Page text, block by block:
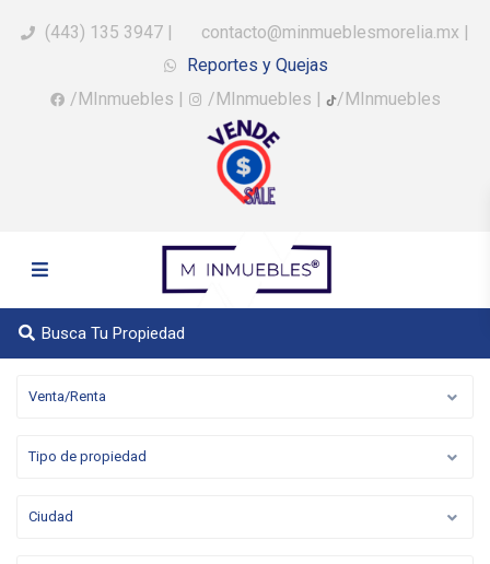
(443) 135 3947 | contacto@minmueblesmorelia.mx |
Reportes y Quejas
/MInmuebles | /MInmuebles | /MInmuebles
Busca Tu Propiedad
Venta/Renta
Tipo de propiedad
Ciudad